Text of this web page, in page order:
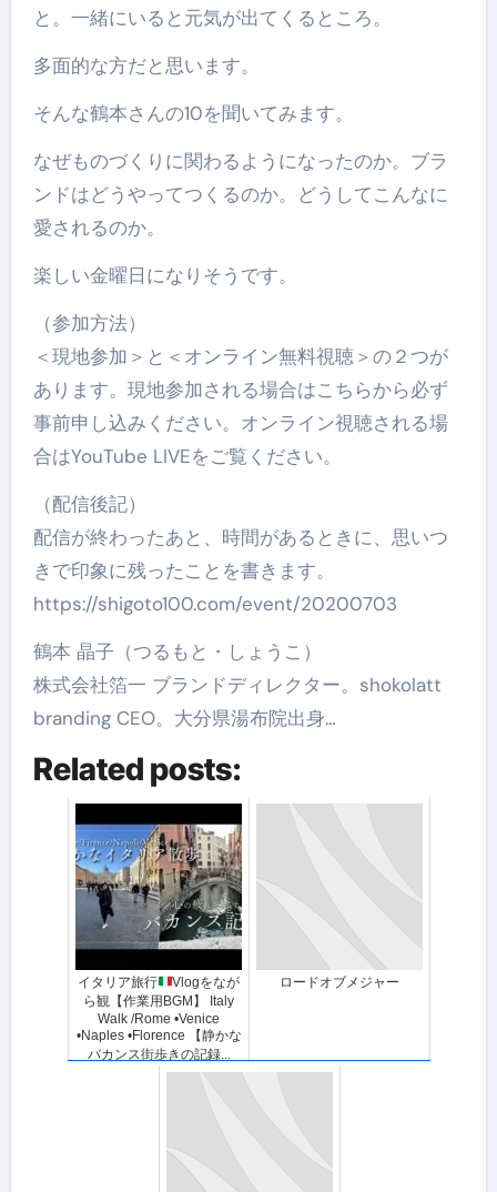
と。一緒にいると元気が出てくるところ。
多面的な方だと思います。
そんな鶴本さんの10を聞いてみます。
なぜものづくりに関わるようになったのか。ブラ
ンドはどうやってつくるのか。どうしてこんなに
愛されるのか。
楽しい金曜日になりそうです。
（参加方法）
＜現地参加＞と＜オンライン無料視聴＞の２つが
あります。現地参加される場合はこちらから必ず
事前申し込みください。オンライン視聴される場
合はYouTube LIVEをご覧ください。
（配信後記）
配信が終わったあと、時間があるときに、思いつ
きで印象に残ったことを書きます。
https://shigoto100.com/event/20200703
鶴本 晶子（つるもと・しょうこ）
株式会社箔一 ブランドディレクター。shokolatt
branding CEO。大分県湯布院出身…
Related posts:
イタリア旅行
Vlogをなが
ら観【作業用BGM】 Italy
Walk /Rome •Venice
•Naples •Florence 【静かな
バカンス街歩きの記録...
ロードオブメジャー